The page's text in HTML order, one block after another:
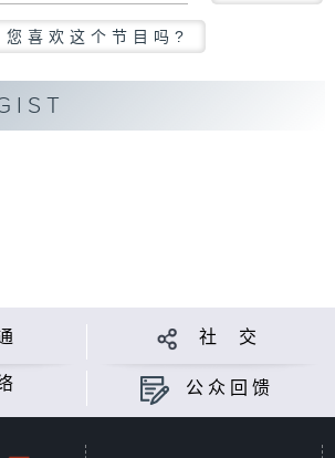
您喜欢这个节目吗?
社 交
公众回馈